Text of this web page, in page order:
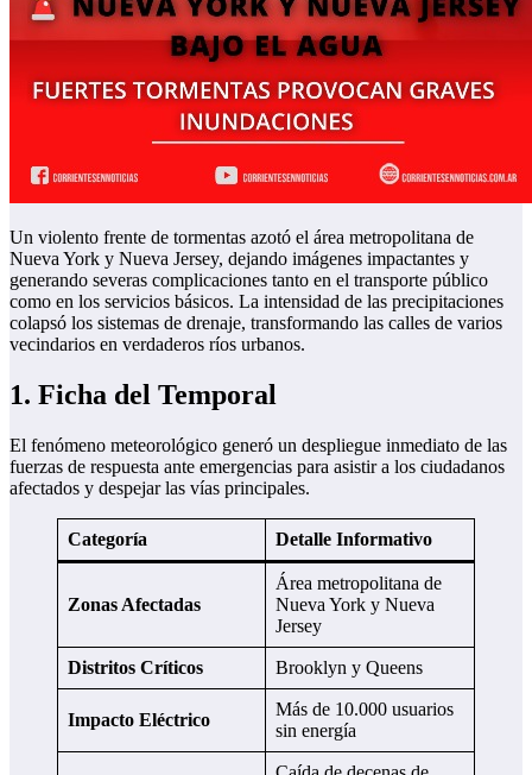
Un violento frente de tormentas azotó el área metropolitana de
Nueva York y Nueva Jersey, dejando imágenes impactantes y
generando severas complicaciones tanto en el transporte público
como en los servicios básicos. La intensidad de las precipitaciones
colapsó los sistemas de drenaje, transformando las calles de varios
vecindarios en verdaderos ríos urbanos.
1. Ficha del Temporal
El fenómeno meteorológico generó un despliegue inmediato de las
fuerzas de respuesta ante emergencias para asistir a los ciudadanos
afectados y despejar las vías principales.
Categoría Detalle Informativo
Zonas Afectadas
Área metropolitana de
Nueva York y Nueva
Jersey
Distritos Críticos Brooklyn y Queens
Impacto Eléctrico
Más de 10.000 usuarios
sin energía